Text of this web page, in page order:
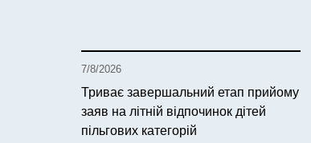
7/8/2026
Триває завершальний етап прийому
заяв на літній відпочинок дітей
пільгових категорій